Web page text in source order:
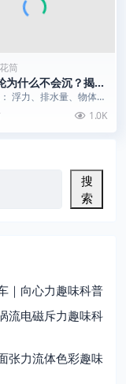
筒
为什么不会沉？揭秘
起万吨轮船的魔法
浮力、排水量、物体形
影响 适合年龄： 5岁+
...
1.0K
搜
索
｜向心力趣味科普
流电磁斥力趣味科
张力流体色彩趣味